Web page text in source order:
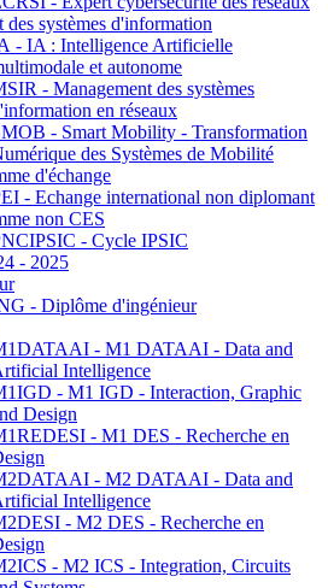
des systèmes d'information
- IA : Intelligence Artificielle
et autonome
- Management des systèmes
en réseaux
- Smart Mobility - Transformation
des Systèmes de Mobilité
d'échange
- Echange international non diplomant
non CES
- Cycle IPSIC
- 2025
- Diplôme d'ingénieur
- M1 DATAAI - Data and
Intelligence
- M1 IGD - Interaction, Graphic
Design
- M1 DES - Recherche en
- M2 DATAAI - Data and
Intelligence
- M2 DES - Recherche en
- M2 ICS - Integration, Circuits